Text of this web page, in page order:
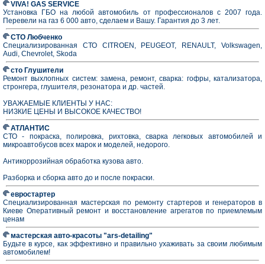
VIVA! GAS SERVICE
Установка ГБО на любой автомобиль от профессионалов с 2007 года.
Перевели на газ 6 000 авто, сделаем и Вашу. Гарантия до 3 лет.
СТО Любченко
Специализированная СТО CITROEN, PEUGEOT, RENAULT, Volkswagen,
Audi, Chevrolet, Skoda
сто Глушители
Ремонт выхлопных систем: замена, ремонт, сварка: гофры, катализатора,
стронгера, глушителя, резонатора и др. частей.
УВАЖАЕМЫЕ КЛИЕНТЫ У НАС:
НИЗКИЕ ЦЕНЫ И ВЫСОКОЕ КАЧЕСТВО!
АТЛАНТИС
СТО - покраска, полировка, рихтовка, сварка легковых автомобилей и
микроавтобусов всех марок и моделей, недорого.
Антикоррозийная обработка кузова авто.
Разборка и сборка авто до и после покраски.
евростартер
Специализированная мастерская по ремонту стартеров и генераторов в
Киеве Оперативный ремонт и восстановление агрегатов по приемлемым
ценам
мастерская авто-красоты "ars-detailing"
Будьте в курсе, как эффективно и правильно ухаживать за своим любимым
автомобилем!